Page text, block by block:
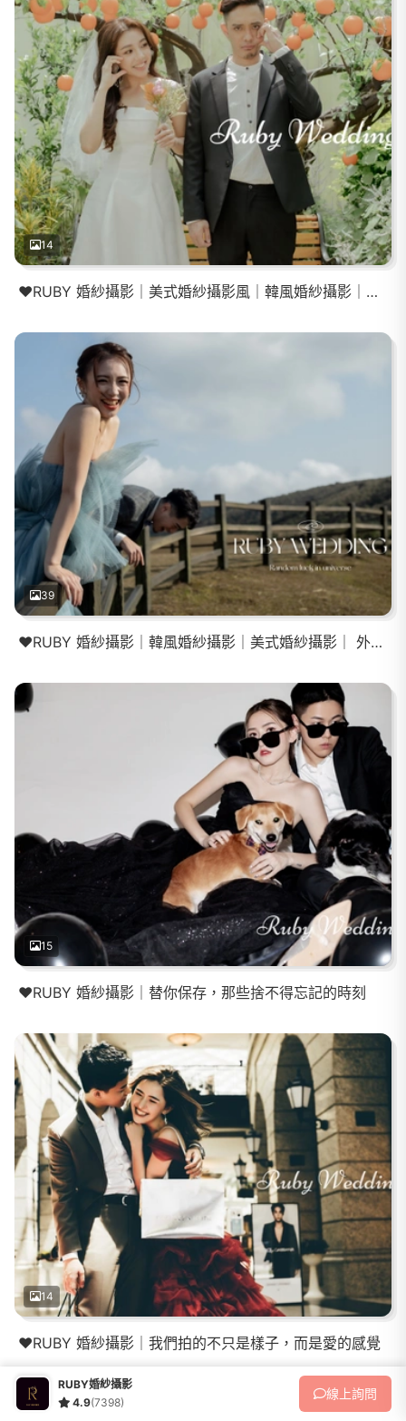
14
❤️RUBY 婚紗攝影｜美式婚紗攝影風｜韓風婚紗攝影｜輕婚紗攝影
39
❤️RUBY 婚紗攝影｜韓風婚紗攝影｜美式婚紗攝影｜ 外拍推薦
15
❤️RUBY 婚紗攝影｜替你保存，那些捨不得忘記的時刻
14
❤️RUBY 婚紗攝影｜我們拍的不只是樣子，而是愛的感覺
RUBY婚紗攝影
4.9(7398)
線上詢問